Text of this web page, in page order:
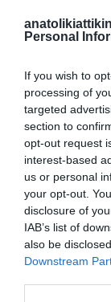
Personal
If you wish to
processing of
targeted
section to
opt-out request
interest-based
us or personal
your opt-out.
disclosure of
IAB’s list of
also be
Downstream
— THE
Περισσότεροι
τις αρχές να
παραμένει
και οι δυνάμεις
όλη τη νότια
ζημιών.